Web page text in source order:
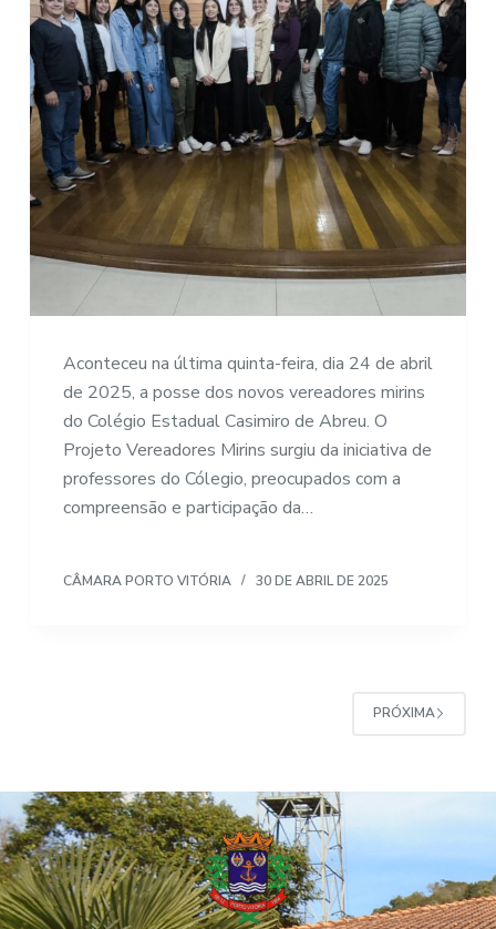
Aconteceu na última quinta-feira, dia 24 de abril
de 2025, a posse dos novos vereadores mirins
do Colégio Estadual Casimiro de Abreu. O
Projeto Vereadores Mirins surgiu da iniciativa de
professores do Cólegio, preocupados com a
compreensão e participação da…
CÂMARA PORTO VITÓRIA 30 DE ABRIL DE 2025
PRÓXIMA